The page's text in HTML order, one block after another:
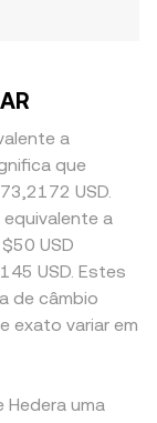
a
que
USD.
equivalente a
USD
USD. Estes
de câmbio
exato variar em
uma